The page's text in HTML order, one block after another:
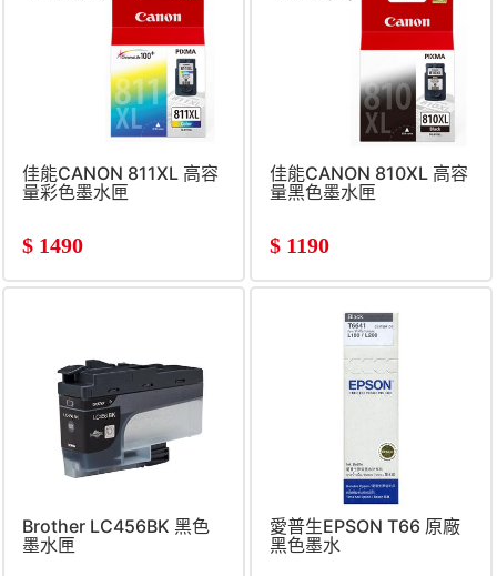
佳能CANON 811XL 高容
量彩色墨水匣
$ 1490
佳能CANON 810XL 高容
量黑色墨水匣
$ 1190
Brother LC456BK 黑色
墨水匣
愛普生EPSON T66 原廠
黑色墨水